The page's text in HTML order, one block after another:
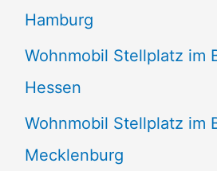
Hamburg
Wohnmobil Stellplatz im
Hessen
Wohnmobil Stellplatz im
Mecklenburg